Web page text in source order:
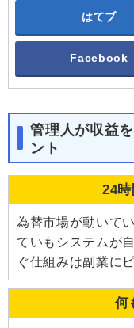
はてブ
Facebook
管理人が収益
ント
24
為替市場が動いて
ていもシステムが
ぐ仕組みは副業に
何